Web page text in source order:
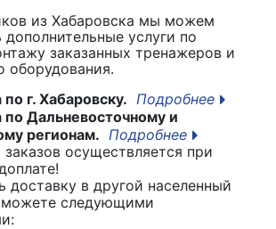
из Хабаровска мы можем
услуги по
заказанных тренажеров и
оборудования.
г. Хабаровску.
Подробнее
по Дальневосточному и
регионам. Подробнее
заказов осуществляется при
доставку в другой населенный
можете следующими